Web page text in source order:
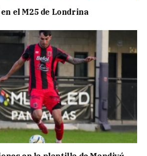
el M25 de Londrina